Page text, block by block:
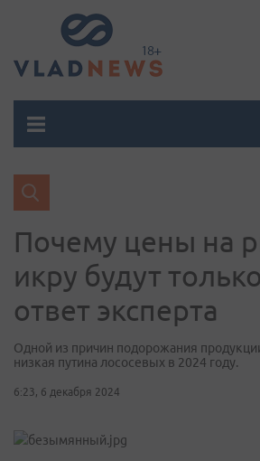
Почему цены на
икру будут
ответ эксперта
Одной из причин подорожания
низкая путина лососевых в 2024 году.
6:23, 6 декабря 2024